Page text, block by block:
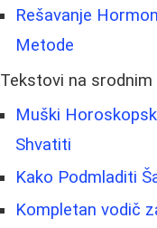
Rešavanje
Metode
Tekstovi na srodnim
Muški
Shvatiti
Kako Podmladiti
Kompletan vodič